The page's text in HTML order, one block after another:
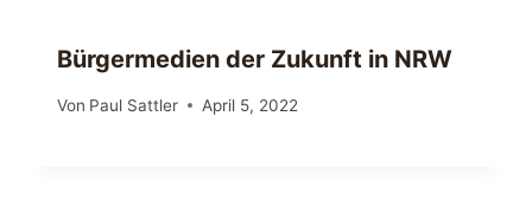
Bürgermedien der Zukunft in NRW
Von Paul Sattler April 5, 2022